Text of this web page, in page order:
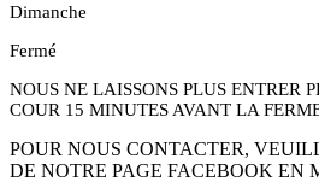
Dimanche
Fermé
NOUS NE LAISSONS PLUS ENTRER
COUR 15 MINUTES AVANT LA
POUR NOUS CONTACTER,
DE NOTRE PAGE FACEBOOK EN